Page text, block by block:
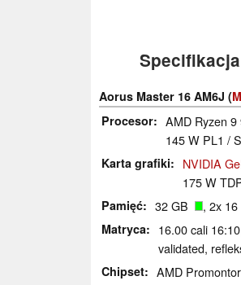
Specifikacja
Aorus Master 16 AM6J (
Procesor
AMD Ryzen
145 W PL1 /
Karta grafiki NVIDIA
175 W
Pamięć 32 GB , 2x
Matryca
16.00 cali
validated,
Chipset AMD